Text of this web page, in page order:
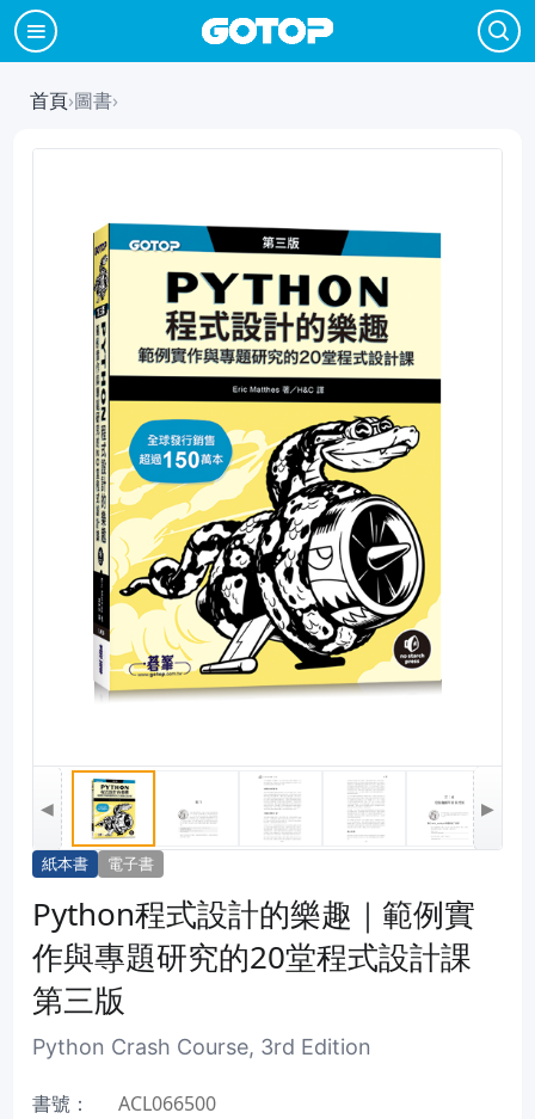
首頁›圖書›
◀ ▶
紙本書 電子書
Python程式設計的樂趣｜範例實
作與專題研究的20堂程式設計課
第三版
Python Crash Course, 3rd Edition
書號：
ACL066500